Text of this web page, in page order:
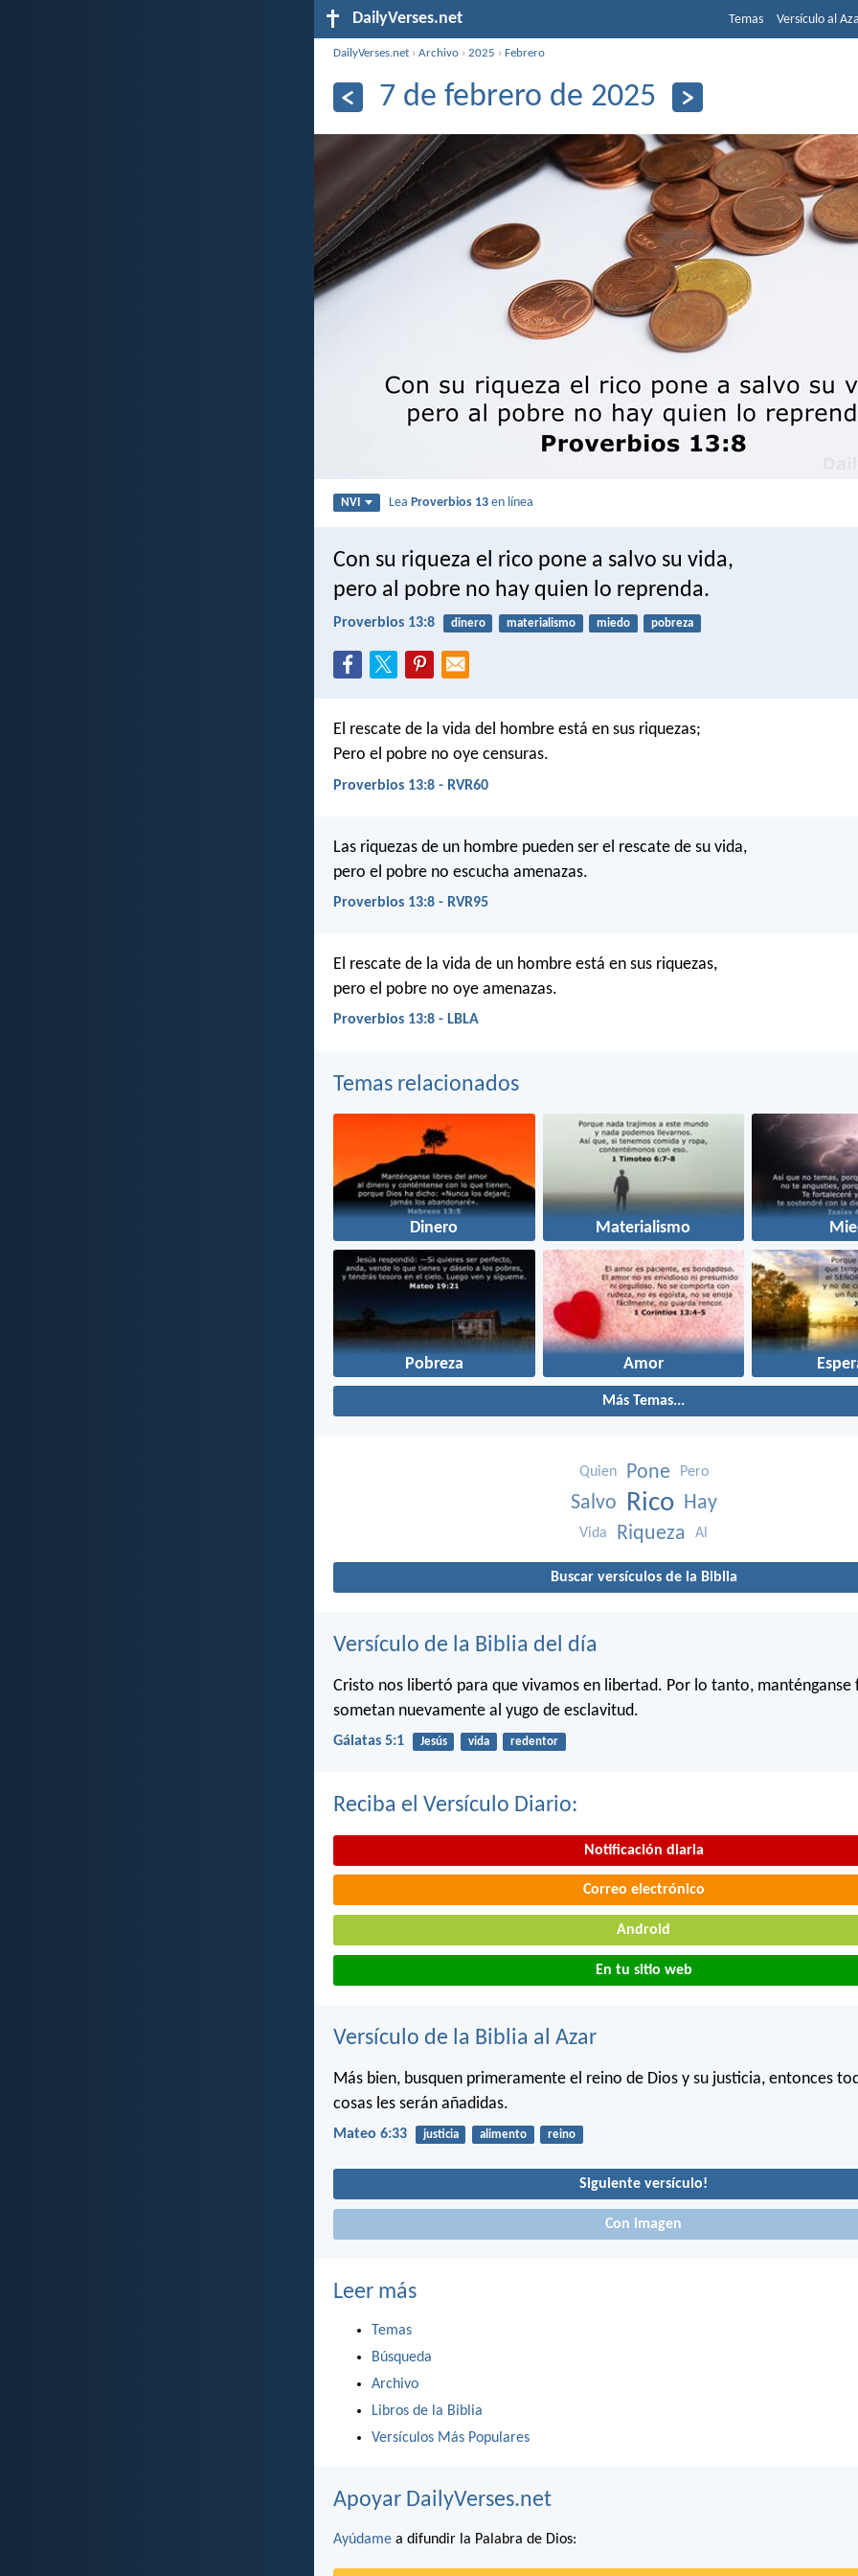
DailyVerses.net Temas Versículo al
DailyVerses.net ›Archivo ›2025 ›Febrero
7 de febrero de 2025
NVI LeaProverbios 13 en línea
Con su riqueza el rico pone a salvo su vida,
pero al pobre no hay quien lo reprenda.
Proverbios 13:8 dinero materialismo miedo pobreza
El rescate de la vida del hombre está en sus riquezas;
Pero el pobre no oye censuras.
Proverbios 13:8 - RVR60
Las riquezas de un hombre pueden ser el rescate de su vida,
pero el pobre no escucha amenazas.
Proverbios 13:8 - RVR95
El rescate de la vida de un hombre está en sus riquezas,
pero el pobre no oye amenazas.
Proverbios 13:8 - LBLA
Temas relacionados
Dinero Materialismo
Pobreza Amor
Más Temas...
Quien Pone Pero
Salvo Rico Hay
Vida Riqueza Al
Buscar versículos de la Biblia
Versículo de la Biblia del día
Cristo nos libertó para que vivamos en libertad. Por lo tanto, manténganse
sometan nuevamente al yugo de esclavitud.
Gálatas 5:1 Jesús vida redentor
Reciba el Versículo Diario:
Notificación diaria
Correo electrónico
Android
En tu sitio web
Versículo de la Biblia al Azar
Más bien, busquen primeramente el reino de Dios y su justicia, entonces
cosas les serán añadidas.
Mateo 6:33 justicia alimento reino
Siguiente versículo!
Con imagen
Leer más
Temas
Búsqueda
Archivo
Libros de la Biblia
Versículos Más Populares
Apoyar DailyVerses.net
Ayúdame a difundir la Palabra de Dios: